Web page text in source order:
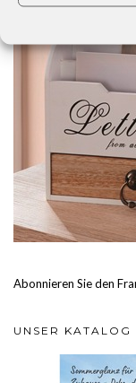
Abonnieren Sie den
UNSER KATALOG